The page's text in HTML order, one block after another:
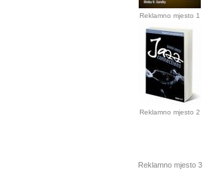
Reklamno mjesto 1
Reklamno mjesto 2
Reklamno mjesto 3